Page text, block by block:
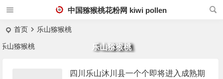
中国猕猴桃花粉网 kiwi pollen
首页 乐山猕猴桃
乐山猕猴桃
四川乐山沐川县一个个即将进入成熟期